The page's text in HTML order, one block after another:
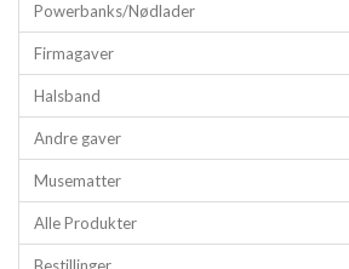
Powerbanks/Nødlader
Firmagaver
Halsband
Andre gaver
Musematter
Alle Produkter